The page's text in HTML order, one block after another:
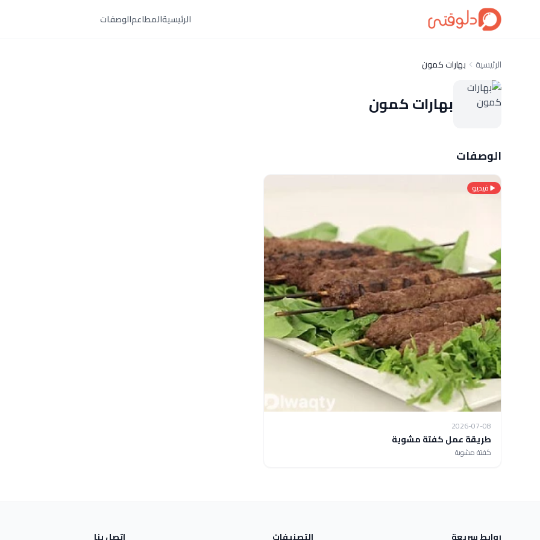
الرئيسيةالمطاعمالوصفات
الرئيسية بهارات كمون
بهارات كمون
الوصفات
فيديو
2026-07-08
طريقة عمل كفتة مشوية
كفتة مشوية
روابط سريعة التصنيفات اتصل بنا